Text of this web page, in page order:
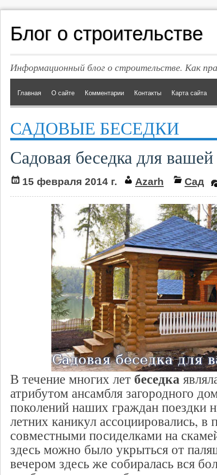
Блог о строительстве
Информационный блог о строительстве. Как
Главная О сайте Комментарии Контакты Карта сайта
САДОВЫЕ БЕСЕДКИ
Садовая беседка для
15 февраля 2014 г. Azarh Сад
В течение многих лет беседка
атрибутом ансамбля загородного
поколений наших граждан поездки
летних каникул ассоциировались, в
совместными посиделками на
здесь можно было укрыться от
вечером здесь же собиралась вся